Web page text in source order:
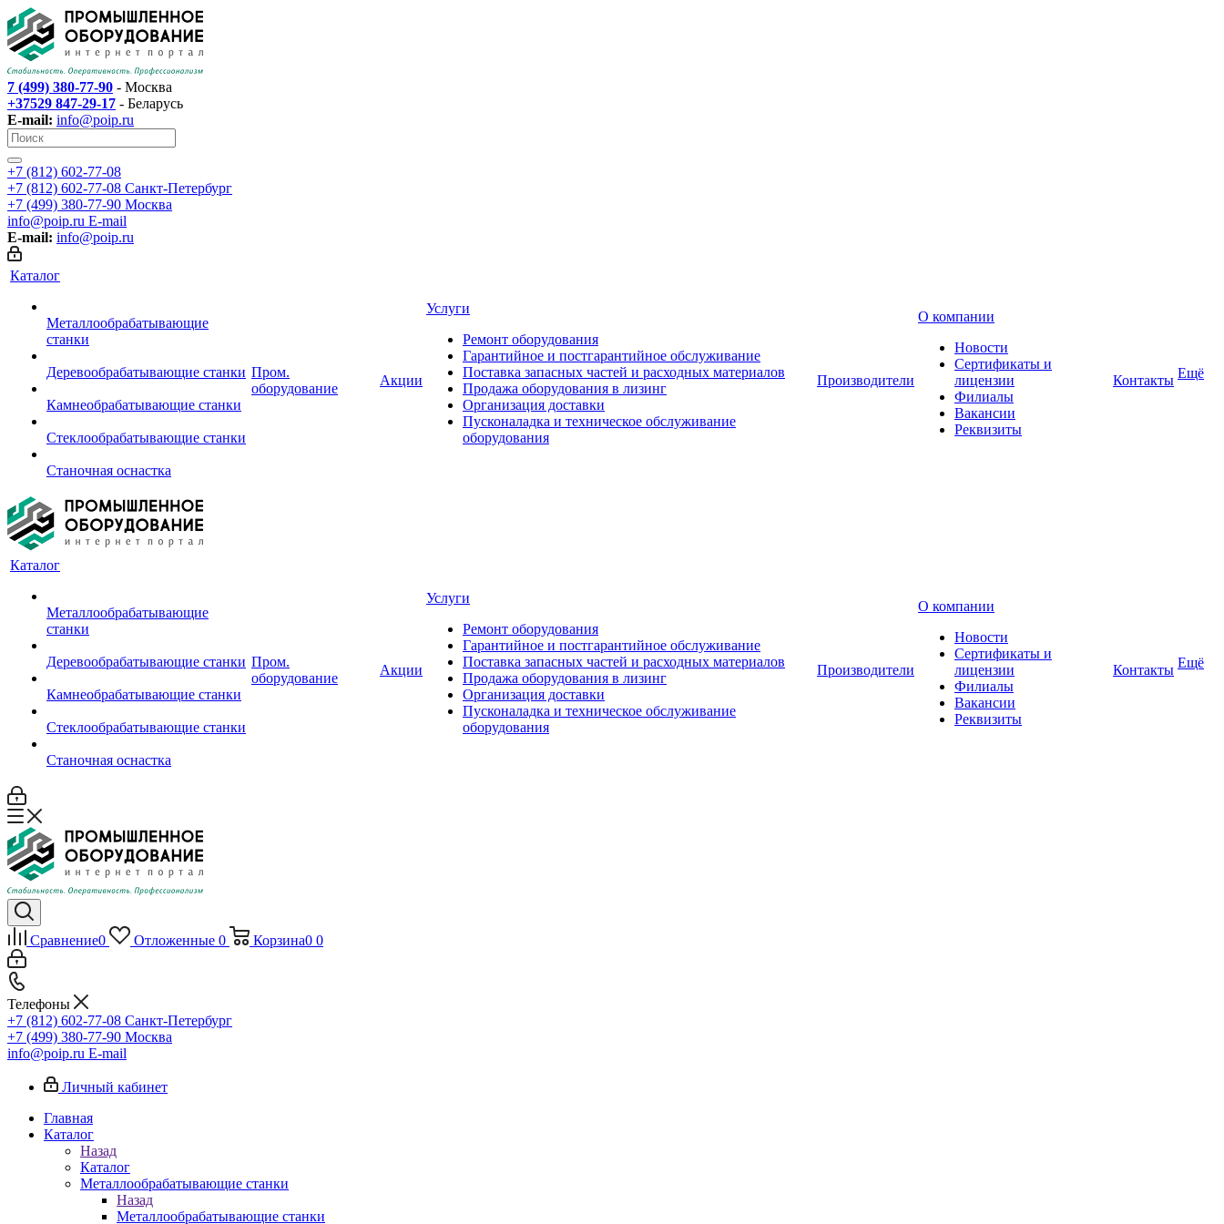
7 (499) 380-77-90 - Москва
+37529 847-29-17 - Беларусь
E-mail: info@poip.ru
+7 (812) 602-77-08
+7 (812) 602-77-08 Санкт-Петербург
+7 (499) 380-77-90 Москва
info@poip.ru E-mail
E-mail: info@poip.ru
Каталог
Металлообрабатывающие
станки
Деревообрабатывающие станки
Камнеобрабатывающие станки
Стеклообрабатывающие станки
Станочная оснастка
Пром.
оборудование
Акции
Услуги
Ремонт оборудования
Гарантийное и постгарантийное обслуживание
Поставка запасных частей и расходных материалов
Продажа оборудования в лизинг
Организация доставки
Пусконаладка и техническое обслуживание
оборудования
Производители
О компании
Новости
Сертификаты и
лицензии
Филиалы
Вакансии
Реквизиты
Контакты Ещё
Каталог
Металлообрабатывающие
станки
Деревообрабатывающие станки
Камнеобрабатывающие станки
Стеклообрабатывающие станки
Станочная оснастка
Пром.
оборудование
Акции
Услуги
Ремонт оборудования
Гарантийное и постгарантийное обслуживание
Поставка запасных частей и расходных материалов
Продажа оборудования в лизинг
Организация доставки
Пусконаладка и техническое обслуживание
оборудования
Производители
О компании
Новости
Сертификаты и
лицензии
Филиалы
Вакансии
Реквизиты
Контакты Ещё
Сравнение0 Отложенные 0 Корзина0 0
Телефоны
+7 (812) 602-77-08 Санкт-Петербург
+7 (499) 380-77-90 Москва
info@poip.ru E-mail
Личный кабинет
Главная
Каталог
Назад
Каталог
Металлообрабатывающие станки
Назад
Металлообрабатывающие станки